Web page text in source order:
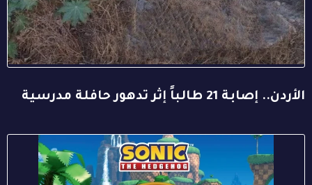
الأردن.. إصابة 21 طالباً إثر تدهور حافلة مدرسية